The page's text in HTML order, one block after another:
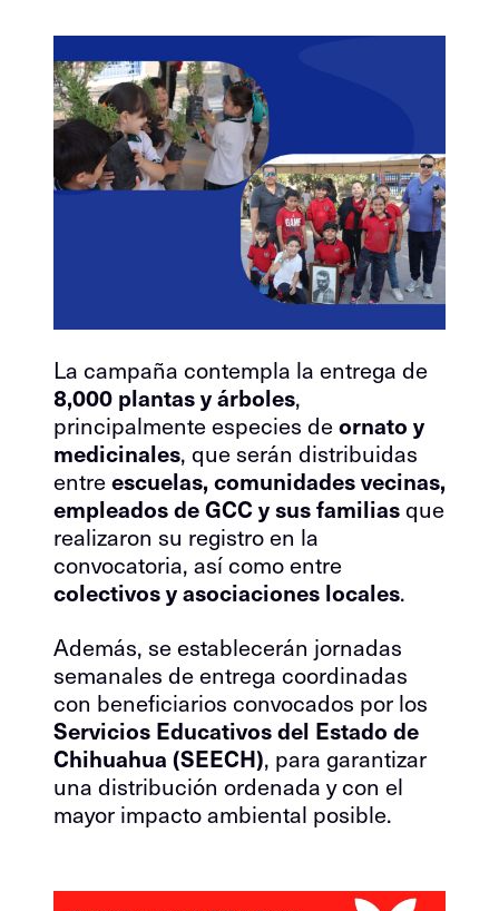
La campaña contempla la entrega de
8,000 plantas y árboles,
principalmente especies deornato y
medicinales, que serán distribuidas
entreescuelas, comunidades vecinas,
empleados de GCC y sus familiasque
realizaron su registro en la
convocatoria, así como entre
colectivos y asociaciones locales.
Además, se establecerán jornadas
semanales de entrega coordinadas
con beneficiarios convocados por los
Servicios Educativos del Estado de
Chihuahua (SEECH), para garantizar
una distribución ordenada y con el
mayor impacto ambiental posible.